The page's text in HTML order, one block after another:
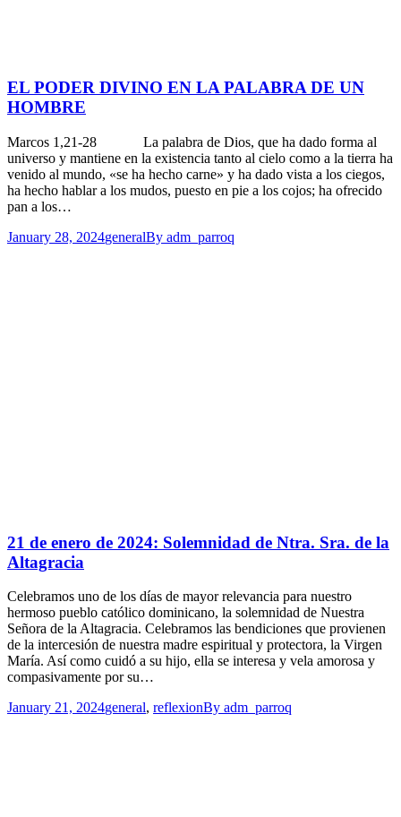
EL PODER DIVINO EN LA PALABRA DE UN
HOMBRE
Marcos 1,21-28 La palabra de Dios, que ha dado forma al
universo y mantiene en la existencia tanto al cielo como a la tierra ha
venido al mundo, «se ha hecho carne» y ha dado vista a los ciegos,
ha hecho hablar a los mudos, puesto en pie a los cojos; ha ofrecido
pan a los…
January 28, 2024generalBy adm_parroq
21 de enero de 2024: Solemnidad de Ntra. Sra. de la
Altagracia
Celebramos uno de los días de mayor relevancia para nuestro
hermoso pueblo católico dominicano, la solemnidad de Nuestra
Señora de la Altagracia. Celebramos las bendiciones que provienen
de la intercesión de nuestra madre espiritual y protectora, la Virgen
María. Así como cuidó a su hijo, ella se interesa y vela amorosa y
compasivamente por su…
January 21, 2024general, reflexionBy adm_parroq